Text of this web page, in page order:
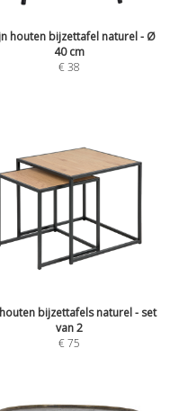
houten bijzettafel naturel - Ø
40 cm
€38
bijzettafels naturel - set
van 2
€75